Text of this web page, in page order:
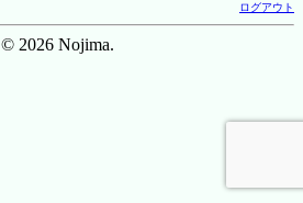
ログアウト
© 2026 Nojima.